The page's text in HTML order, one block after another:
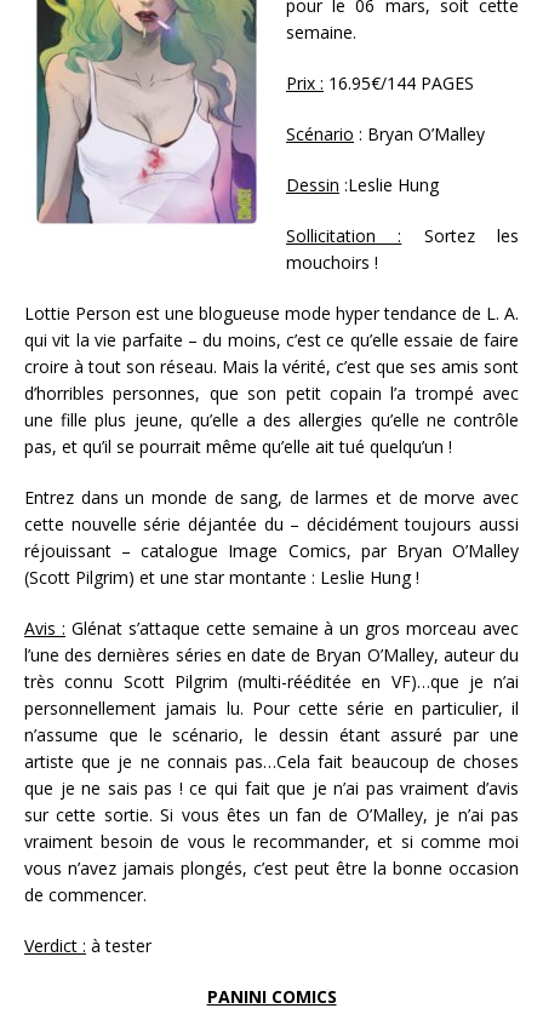
pour le 06 mars, soit cette
semaine.
Prix : 16.95€/144 PAGES
Scénario : Bryan O’Malley
Dessin :Leslie Hung
Sollicitation : Sortez les
mouchoirs !
Lottie Person est une blogueuse mode hyper tendance de L. A.
qui vit la vie parfaite – du moins, c’est ce qu’elle essaie de faire
croire à tout son réseau. Mais la vérité, c’est que ses amis sont
d’horribles personnes, que son petit copain l’a trompé avec
une fille plus jeune, qu’elle a des allergies qu’elle ne contrôle
pas, et qu’il se pourrait même qu’elle ait tué quelqu’un !
Entrez dans un monde de sang, de larmes et de morve avec
cette nouvelle série déjantée du – décidément toujours aussi
réjouissant – catalogue Image Comics, par Bryan O’Malley
(Scott Pilgrim) et une star montante : Leslie Hung !
Avis : Glénat s’attaque cette semaine à un gros morceau avec
l’une des dernières séries en date de Bryan O’Malley, auteur du
très connu Scott Pilgrim (multi-rééditée en VF)…que je n’ai
personnellement jamais lu. Pour cette série en particulier, il
n’assume que le scénario, le dessin étant assuré par une
artiste que je ne connais pas…Cela fait beaucoup de choses
que je ne sais pas ! ce qui fait que je n’ai pas vraiment d’avis
sur cette sortie. Si vous êtes un fan de O’Malley, je n’ai pas
vraiment besoin de vous le recommander, et si comme moi
vous n’avez jamais plongés, c’est peut être la bonne occasion
de commencer.
Verdict : à tester
PANINI COMICS